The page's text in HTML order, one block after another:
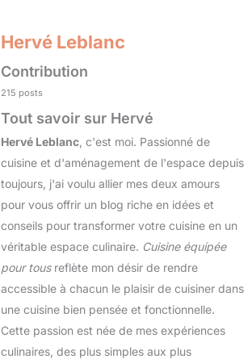
Hervé Leblanc
Contribution
215 posts
Tout savoir sur Hervé
Hervé Leblanc , c'est moi. Passionné de
cuisine et d'aménagement de l'espace depuis
toujours, j'ai voulu allier mes deux amours
pour vous offrir un blog riche en idées et
conseils pour transformer votre cuisine en un
véritable espace culinaire. Cuisine équipée
pour tousreflète mon désir de rendre
accessible à chacun le plaisir de cuisiner dans
une cuisine bien pensée et fonctionnelle.
Cette passion est née de mes expériences
culinaires, des plus simples aux plus